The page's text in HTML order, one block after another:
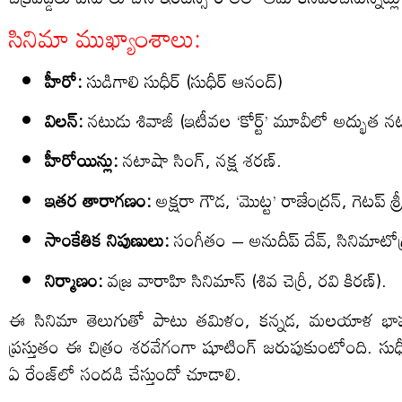
సినిమా ముఖ్యాంశాలు:
హీరో:సుడిగాలి సుధీర్ (సుధీర్ ఆనంద్)
విలన్:నటుడు శివాజీ (ఇటీవల ‘కోర్ట్’ మూవీలో అద్భుత
హీరోయిన్లు:నటాషా సింగ్, నక్ష శరణ్.
ఇతర తారాగణం:అక్షరా గౌడ, ‘మొట్ట’ రాజేంద్రన్, గెటప్
సాంకేతిక నిపుణులు:సంగీతం – అనుదీప్ దేవ్,
నిర్మాణం:వజ్ర వారాహి సినిమాస్ (శివ చెర్రీ, రవి కిరణ్).
ఈ సినిమా తెలుగుతో పాటు తమిళం, కన్నడ, మలయాళ
ప్రస్తుతం ఈ చిత్రం శరవేగంగా షూటింగ్
ఏ రేంజ్‌లో సందడి చేస్తుందో చూడాలి.